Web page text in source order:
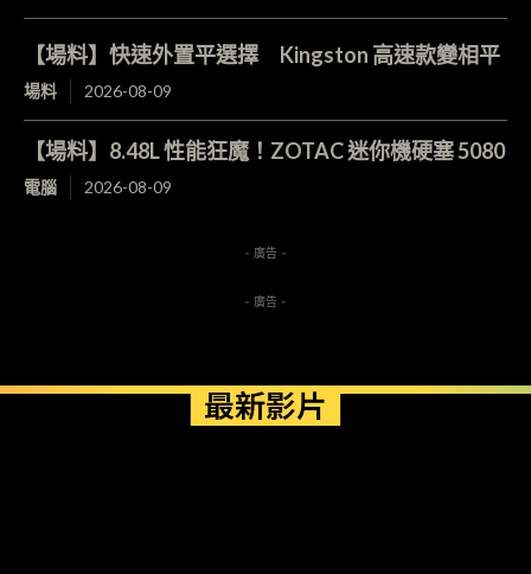
【場料】快速外置平選擇 Kingston 高速款變相平
場料 2026-08-09
【場料】8.48L 性能狂魔！ZOTAC 迷你機硬塞 5080
電腦 2026-08-09
- 廣告 -
- 廣告 -
最新影片